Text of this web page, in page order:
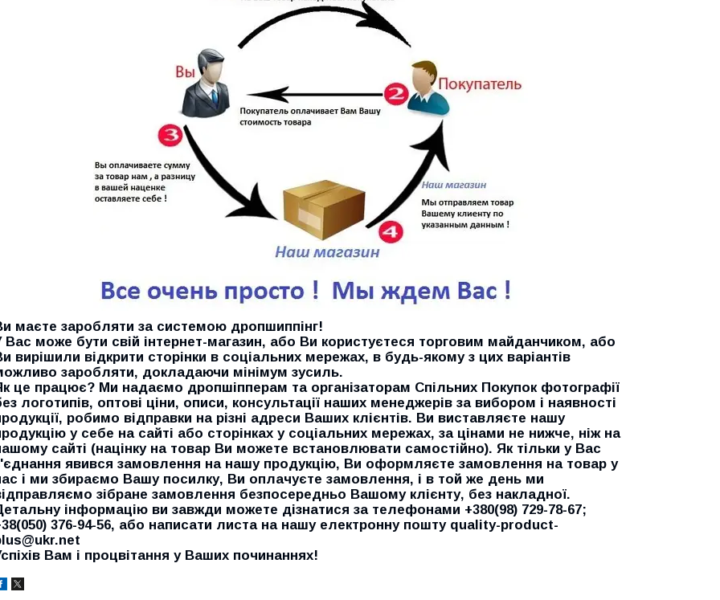
маєте заробляти за системою дропшиппінг!
Вас може бути свій інтернет-магазин, або Ви користуєтеся торговим майданчиком, або
вирішили відкрити сторінки в соціальних мережах, в будь-якому з цих варіантів
заробляти, докладаючи мінімум зусиль.
це працює? Ми надаємо дропшіпперам та організаторам Спільних Покупок фотографії
логотипів, оптові ціни, описи, консультації наших менеджерів за вибором і наявності
робимо відправки на різні адреси Ваших клієнтів. Ви виставляєте нашу
у себе на сайті або сторінках у соціальних мережах, за цінами не нижче, ніж на
сайті (націнку на товар Ви можете встановлювати самостійно). Як тільки у Вас
явився замовлення на нашу продукцію, Ви оформляєте замовлення на товар у
і ми збираємо Вашу посилку, Ви оплачуєте замовлення, і в той же день ми
зібране замовлення безпосередньо Вашому клієнту, без накладної.
інформацію ви завжди можете дізнатися за телефонами +380(98) 729-78-67;
376-94-56, або написати листа на нашу електронну пошту quality-product-
Вам і процвітання у Ваших починаннях!